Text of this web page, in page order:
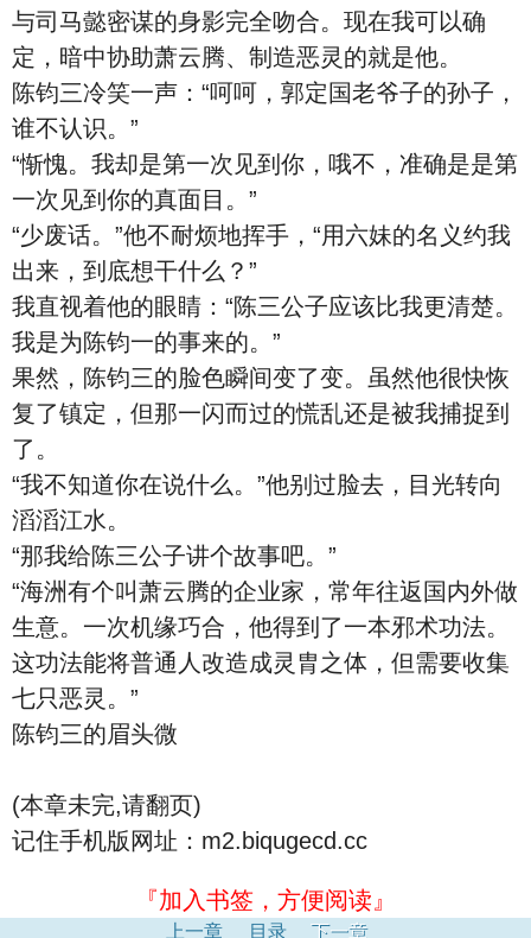
与司马懿密谋的身影完全吻合。现在我可以确
定，暗中协助萧云腾、制造恶灵的就是他。
陈钧三冷笑一声：“呵呵，郭定国老爷子的孙子，
谁不认识。”
“惭愧。我却是第一次见到你，哦不，准确是是第
一次见到你的真面目。”
“少废话。”他不耐烦地挥手，“用六妹的名义约我
出来，到底想干什么？”
我直视着他的眼睛：“陈三公子应该比我更清楚。
我是为陈钧一的事来的。”
果然，陈钧三的脸色瞬间变了变。虽然他很快恢
复了镇定，但那一闪而过的慌乱还是被我捕捉到
了。
“我不知道你在说什么。”他别过脸去，目光转向
滔滔江水。
“那我给陈三公子讲个故事吧。”
“海洲有个叫萧云腾的企业家，常年往返国内外做
生意。一次机缘巧合，他得到了一本邪术功法。
这功法能将普通人改造成灵胄之体，但需要收集
七只恶灵。”
陈钧三的眉头微
(本章未完,请翻页)
记住手机版网址：m2.biqugecd.cc
『加入书签，方便阅读』
上一章 目录 下一章